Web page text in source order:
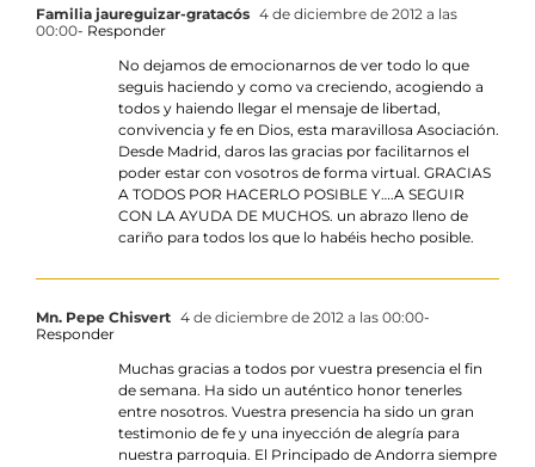
Familia jaureguizar-gratacós 4 de diciembre de 2012 a las
00:00- Responder
No dejamos de emocionarnos de ver todo lo que
seguis haciendo y como va creciendo, acogiendo a
todos y haiendo llegar el mensaje de libertad,
convivencia y fe en Dios, esta maravillosa Asociación.
Desde Madrid, daros las gracias por facilitarnos el
poder estar con vosotros de forma virtual. GRACIAS
A TODOS POR HACERLO POSIBLE Y….A SEGUIR
CON LA AYUDA DE MUCHOS. un abrazo lleno de
cariño para todos los que lo habéis hecho posible.
Mn. Pepe Chisvert 4 de diciembre de 2012 a las 00:00-
Responder
Muchas gracias a todos por vuestra presencia el fin
de semana. Ha sido un auténtico honor tenerles
entre nosotros. Vuestra presencia ha sido un gran
testimonio de fe y una inyección de alegría para
nuestra parroquia. El Principado de Andorra siempre